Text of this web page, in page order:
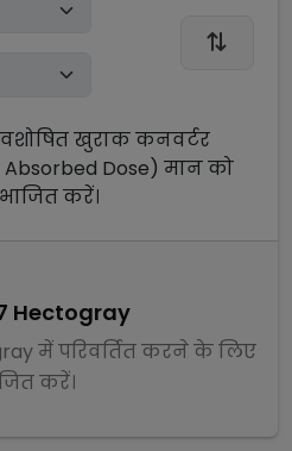
खुराक कनवर्टर
Dose) मान को
करें।
Hectogray
में परिवर्तित करने के लिए
करें।